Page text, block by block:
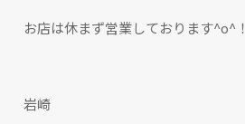
お店は休まず営業しております^o^！
岩崎